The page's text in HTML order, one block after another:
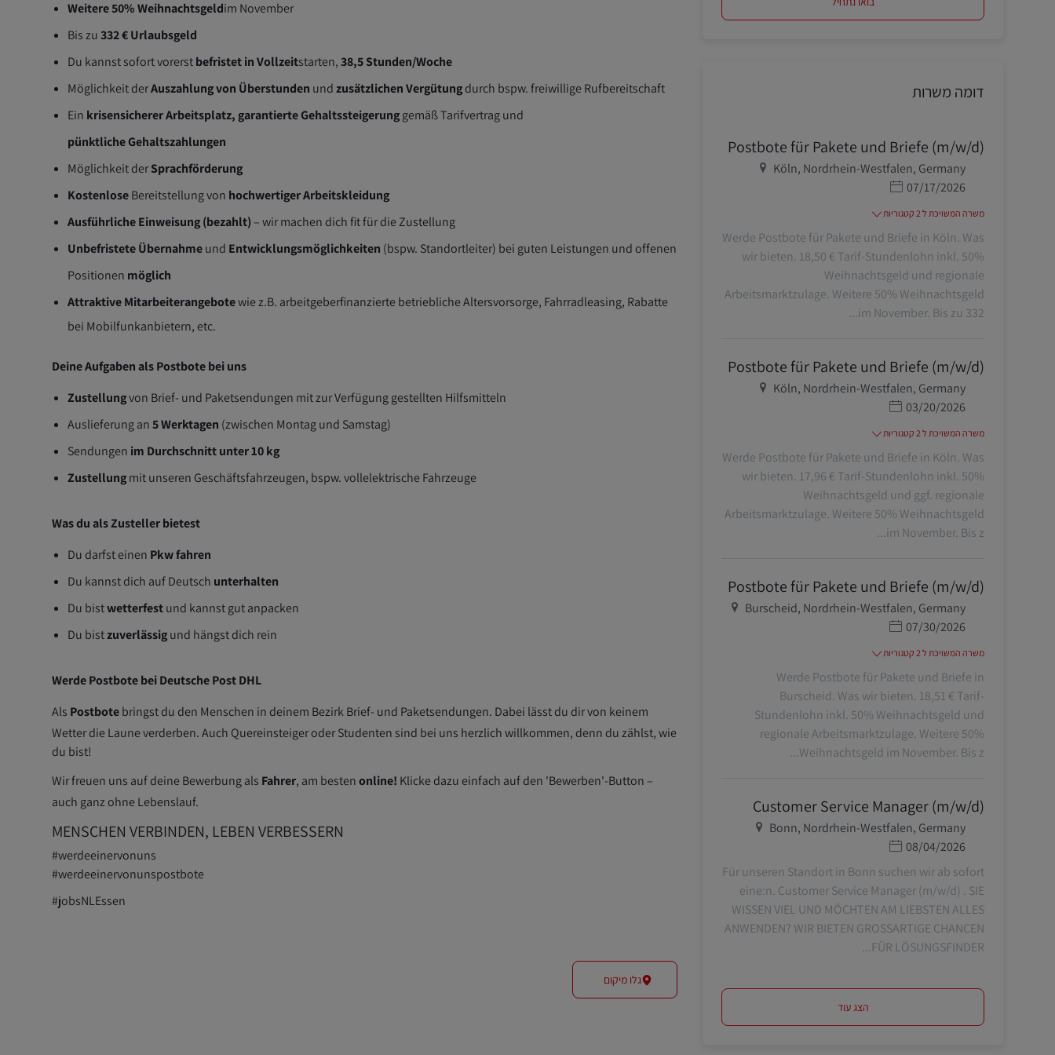
Weitere 50% Weihnachtsgeldim November
Bis zu332 € Urlaubsgeld
Du kannst sofort vorerstbefristet in Vollzeitstarten,38,5 Stunden/Woche
Möglichkeit derAuszahlung von Überstunden undzusätzlichen Vergütungdurch bspw. freiwillige Rufbereitschaft
Ein krisensicherer Arbeitsplatz, garantierte Gehaltssteigerunggemäß Tarifvertrag und
pünktliche Gehaltszahlungen
Möglichkeit derSprachförderung
KostenloseBereitstellung von hochwertiger Arbeitskleidung
Ausführliche Einweisung (bezahlt) – wir machen dich fit für die Zustellung
Unbefristete Übernahmeund Entwicklungsmöglichkeiten (bspw. Standortleiter) bei guten Leistungen und offenen
Positionen möglich
Attraktive Mitarbeiterangebotewie z.B. arbeitgeberfinanzierte betriebliche Altersvorsorge, Fahrradleasing, Rabatte
bei Mobilfunkanbietern, etc.
Deine Aufgaben als Postbote bei uns
Zustellungvon Brief- und Paketsendungen mit zur Verfügung gestellten Hilfsmitteln
Auslieferung an5 Werktagen (zwischen Montag und Samstag)
Sendungen im Durchschnitt unter 10 kg
Zustellungmit unseren Geschäftsfahrzeugen, bspw. vollelektrische Fahrzeuge
Was du als Zusteller bietest
Du darfst einen Pkw fahren
Du kannst dich auf Deutsch unterhalten
Du bistwetterfestund kannst gut anpacken
Du bistzuverlässigund hängst dich rein
Werde Postbote bei Deutsche Post DHL
Als Postbotebringst du den Menschen in deinem Bezirk Brief- und Paketsendungen. Dabei lässt du dir von keinem
Wetter die Laune verderben. Auch Quereinsteiger oder Studenten sind bei uns herzlich willkommen, denn du zählst, wie
du bist!
Wir freuen uns auf deine Bewerbung als Fahrer, am bestenonline! Klicke dazu einfach auf den 'Bewerben'-Button –
auch ganz ohne Lebenslauf.
MENSCHEN VERBINDEN, LEBEN VERBESSERN
#werdeeinervonuns
#werdeeinervonunspostbote
#jobsNLEssen
גלו מיקום
דומה משרות
Postbote für Pakete und Briefe (m/w/d)
מיקום
Köln, Nordrhein-Westfalen, Germany
תאריך פרסום
07/17/2026
משרה המשויכת ל 2 קטגוריות
Werde Postbote für Pakete und Briefe in Köln. Was
wir bieten. 18,50 € Tarif-Stundenlohn inkl. 50%
Weihnachtsgeld und regionale
Arbeitsmarktzulage. Weitere 50% Weihnachtsgeld
im November. Bis zu 332...
Postbote für Pakete und Briefe (m/w/d)
מיקום
Köln, Nordrhein-Westfalen, Germany
תאריך פרסום
03/20/2026
משרה המשויכת ל 2 קטגוריות
Werde Postbote für Pakete und Briefe in Köln. Was
wir bieten. 17,96 € Tarif-Stundenlohn inkl. 50%
Weihnachtsgeld und ggf. regionale
Arbeitsmarktzulage. Weitere 50% Weihnachtsgeld
im November. Bis z...
Postbote für Pakete und Briefe (m/w/d)
מיקום
Burscheid, Nordrhein-Westfalen, Germany
תאריך פרסום
07/30/2026
משרה המשויכת ל 2 קטגוריות
Werde Postbote für Pakete und Briefe in
Burscheid. Was wir bieten. 18,51 € Tarif-
Stundenlohn inkl. 50% Weihnachtsgeld und
regionale Arbeitsmarktzulage. Weitere 50%
Weihnachtsgeld im November. Bis z...
Customer Service Manager (m/w/d)
מיקום
Bonn, Nordrhein-Westfalen, Germany
תאריך פרסום
08/04/2026
Für unseren Standort in Bonn suchen wir ab sofort
eine:n. Customer Service Manager (m/w/d) . SIE
WISSEN VIEL UND MÖCHTEN AM LIEBSTEN ALLES
ANWENDEN? WIR BIETEN GROSSARTIGE CHANCEN
FÜR LÖSUNGSFINDER...
הצג עוד